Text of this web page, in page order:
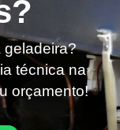
geladeira?
técnica na
orçamento!